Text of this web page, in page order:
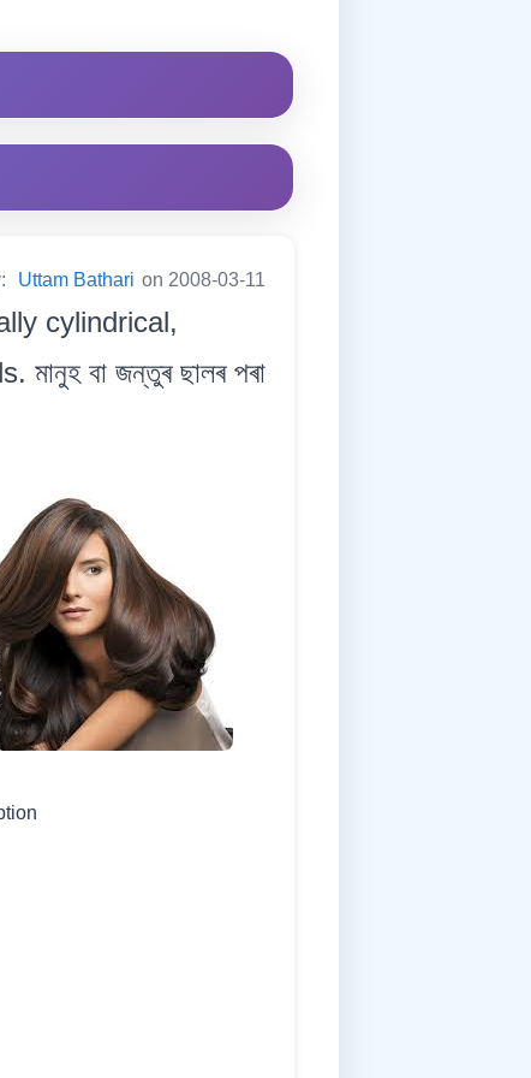
Uttam Bathari on 2008-03-11
cylindrical,
বা জন্তুৰ ছালৰ পৰা